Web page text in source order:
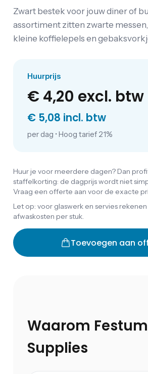
Zwart bestek voor jouw diner of
assortiment zitten zwarte
kleine koffielepels en
Huurprijs
€ 4,20 excl. btw
€ 5,08 incl. btw
per dag • Hoog tarief 21%
Huur je voor meerdere dagen? Dan
staffelkorting: de dagprijs wordt niet
Vraag een offerte aan voor de exacte
Let op: voor glaswerk en servies
afwaskosten per stuk.
Toevoegen aan
Waarom
Supplies